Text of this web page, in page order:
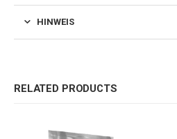
HINWEIS
RELATED PRODUCTS